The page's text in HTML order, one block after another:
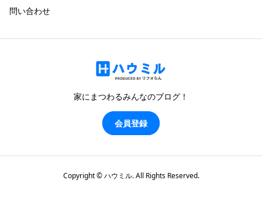
問い合わせ
家にまつわるみんなのブログ！
会員登録
Copyright ©ハウミル. All Rights Reserved.